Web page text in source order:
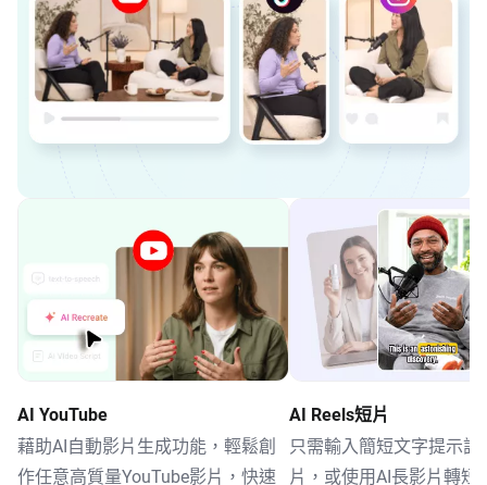
AI YouTube
藉助AI自動影片生成功能，輕鬆創
作任意高質量YouTube影片，快速
AI Reels短片
只需輸入簡短文字提示詞
片，或使用AI長影片轉短